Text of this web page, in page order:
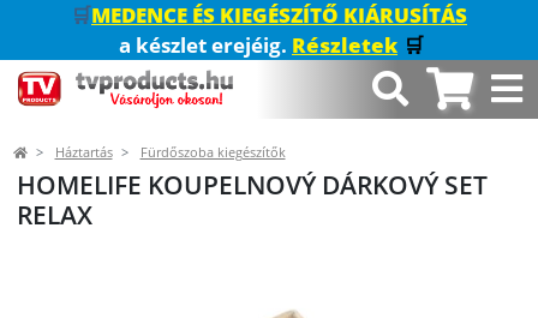
🛒MEDENCE ÉS KIEGÉSZÍTŐ KIÁRUSÍTÁS
a készlet erejéig. Részletek 🛒
Háztartás Fürdőszoba kiegészítők
HOMELIFE KOUPELNOVÝ DÁRKOVÝ SET
RELAX